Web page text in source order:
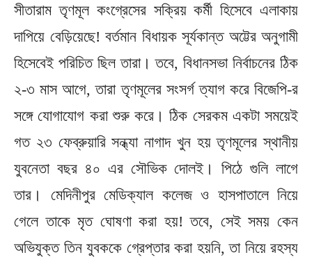
সীতারাম তৃণমূল কংগ্রেসের সক্রিয় কর্মী হিসেবে এলাকায়
দাপিয়ে বেড়িয়েছে! বর্তমান বিধায়ক সূর্যকান্ত অট্টের অনুগামী
হিসেবেই পরিচিত ছিল তারা। তবে, বিধানসভা নির্বাচনের ঠিক
২-৩ মাস আগে, তারা তৃণমূলের সংসর্গ ত্যাগ করে বিজেপি-র
সঙ্গে যোগাযোগ করা শুরু করে। ঠিক সেরকম একটা সময়েই
গত ২৩ ফেব্রুয়ারি সন্ধ্যা নাগাদ খুন হয় তৃণমূলের স্থানীয়
যুবনেতা বছর ৪০ এর সৌভিক দোলই। পিঠে গুলি লাগে
তার। মেদিনীপুর মেডিক্যাল কলেজ ও হাসপাতালে নিয়ে
গেলে তাকে মৃত ঘোষণা করা হয়! তবে, সেই সময় কেন
অভিযুক্ত তিন যুবককে গ্রেপ্তার করা হয়নি, তা নিয়ে রহস্য